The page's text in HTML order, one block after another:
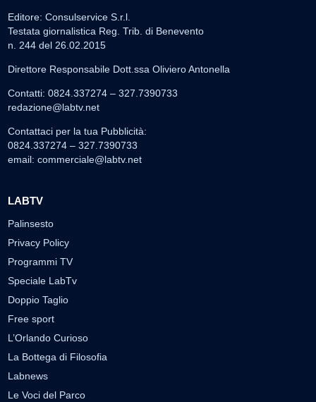
Editore: Consulservice S.r.l.
Testata giornalistica Reg. Trib. di Benevento
n. 244 del 26.02.2015
Direttore Responsabile Dott.ssa Oliviero Antonella
Contatti: 0824.337274 – 327.7390733
redazione@labtv.net
Contattaci per la tua Pubblicità:
0824.337274 – 327.7390733
email: commerciale@labtv.net
LABTV
Palinsesto
Privacy Policy
Programmi TV
Speciale LabTv
Doppio Taglio
Free sport
L’Orlando Curioso
La Bottega di Filosofia
Labnews
Le Voci del Parco